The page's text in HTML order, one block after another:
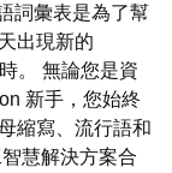
詞彙表是為了幫
出現新的
。 無論您是資
新手，您始終
縮寫、流行語和
慧解決方案合